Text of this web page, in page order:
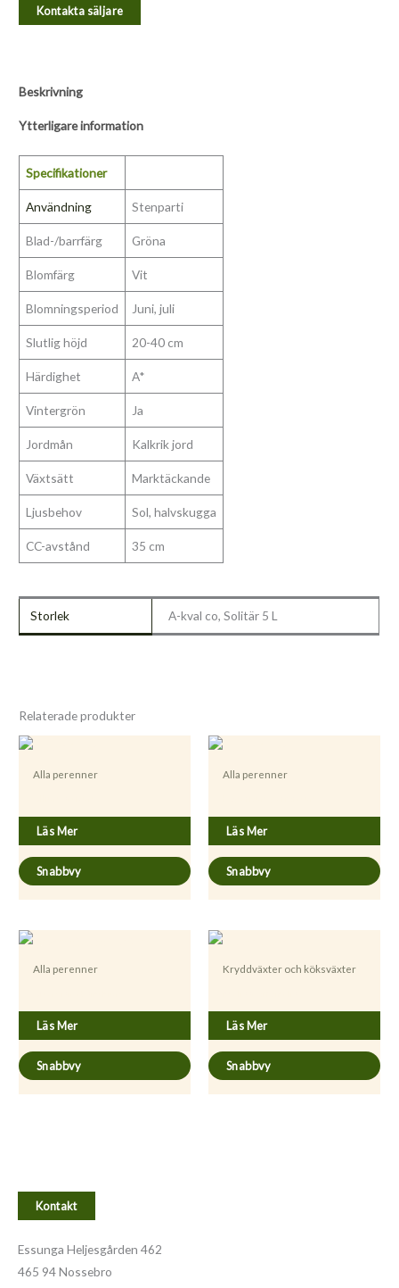
Kontakta säljare
Beskrivning
Ytterligare information
Specifikationer
Användning Stenparti
Blad-/barrfärg Gröna
Blomfärg Vit
Blomningsperiod Juni, juli
Slutlig höjd 20-40 cm
Härdighet A*
Vintergrön Ja
Jordmån Kalkrik jord
Växtsätt Marktäckande
Ljusbehov Sol, halvskugga
CC-avstånd 35 cm
Storlek A-kval co, Solitär 5 L
Relaterade produkter
Alla perenner
Läs Mer
Snabbvy
Alla perenner
Läs Mer
Snabbvy
Alla perenner
Läs Mer
Snabbvy
Kryddväxter och köksväxter
Läs Mer
Snabbvy
Kontakt
Essunga Heljesgården 462
465 94 Nossebro